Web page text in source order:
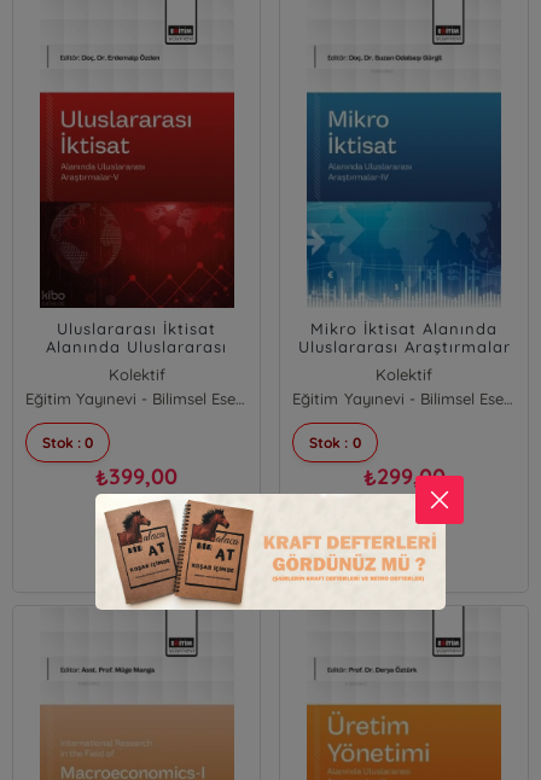
Uluslararası İktisat
Alanında Uluslararası
Araştırmalar - V
Kolektif
Eğitim Yayınevi - Bilimsel Eserler
Stok : 0
₺399,00
Mikro İktisat Alanında
Uluslararası Araştırmalar
- IV
Kolektif
Eğitim Yayınevi - Bilimsel Eserler
Stok : 0
₺299,00